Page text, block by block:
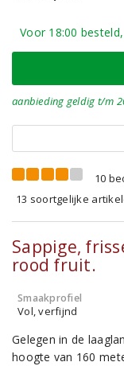
Voor 18:00
aanbieding geldig t/m
10
13 soortgelijke
Sappige,
rood fruit.
Smaakprofiel
Vol, verfijnd
Gelegen in de
hoogte van 160